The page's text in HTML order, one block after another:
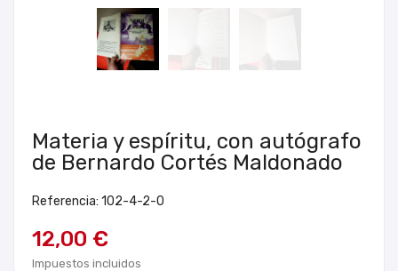
Materia y espíritu, con autógrafo
de Bernardo Cortés Maldonado
Referencia: 102-4-2-0
12,00 €
Impuestos incluidos